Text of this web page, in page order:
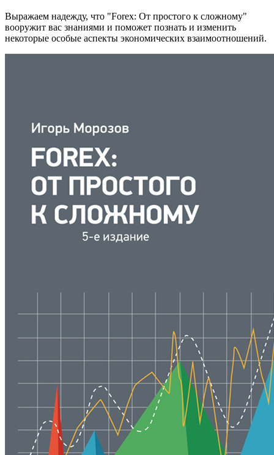
Выражаем надежду, что "Forex: От простого к сложному"
вооружит вас знаниями и поможет познать и изменить
некоторые особые аспекты экономических взаимоотношений.